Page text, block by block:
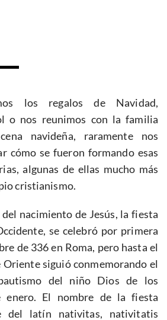
los regalos de Navidad,
o nos reunimos con la familia
navideña, raramente nos
cómo se fueron formando esas
algunas de ellas mucho más
cristianismo.
nacimiento de Jesús, la fiesta
se celebró por primera
de 336 en Roma, pero hasta el
Oriente siguió conmemorando el
del niño Dios de los
El nombre de la fiesta
del latín nativitas, nativitatis